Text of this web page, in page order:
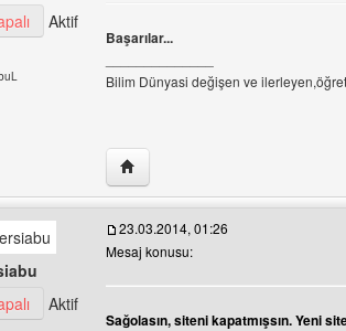
Kullanıcının profilini görüntüle
Aktif
Başarılar...
Bilim Dünyasi değişen ve
Yazarın web sitesini ziyaret et:
Kullanıcının profilini görüntüle
Aktif
23.03.2014, 01:26
Mesaj konusu:
Sağolasın, siteni kapatmışsın. Yeni